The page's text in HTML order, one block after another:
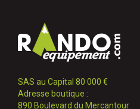
SAS au Capital 80 000 €
Adresse boutique :
890 Boulevard du Mercantour